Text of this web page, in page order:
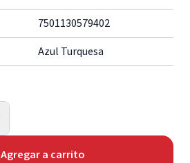
7501130579402
Azul Turquesa
Agregar a carrito